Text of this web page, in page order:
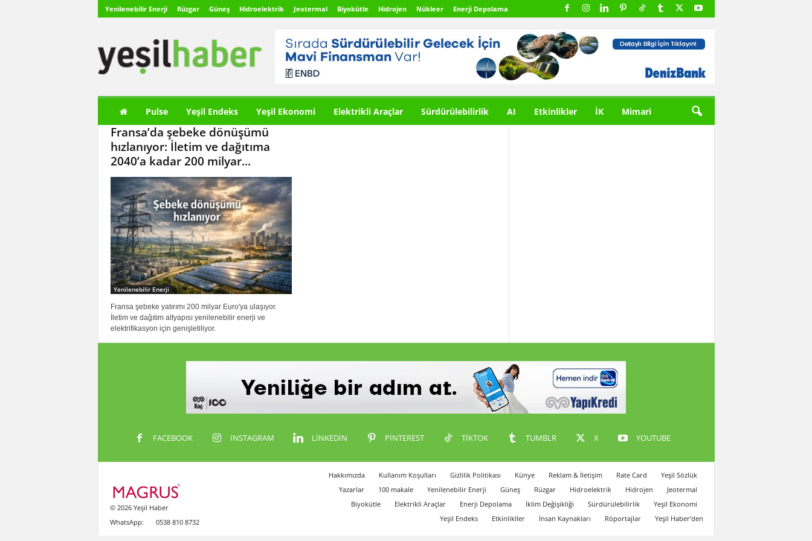
Yenilenebilir Enerji Rüzgar Güneş Hidroelektrik Jeotermal Biyokütle Hidrojen Nükleer Enerji Depolama
ş
Pulse Yeşil Endeks Yeşil Ekonomi Elektrikli Araçlar Sürdürülebilirlik AI Etkinlikler İK Mimari
Fransa’da şebeke dönüşümü
hızlanıyor: İletim ve dağıtıma
2040’a kadar 200 milyar...
Yenilenebilir Enerji
Fransa şebeke yatırımı 200 milyar Euro'ya ulaşıyor.
İletim ve dağıtım altyapısı yenilenebilir enerji ve
elektrifikasyon için genişletiliyor.
FACEBOOK INSTAGRAM LINKEDIN PINTEREST TIKTOK TUMBLR X YOUTUBE
Hakkımızda Kullanım Koşulları Gizlilik Politikası Künye Reklam & İletişim Rate Card
Yeşil Sözlük
Yazarlar
100 makale Yenilenebilir Enerji Güneş Rüzgar Hidroelektrik Hidrojen
Jeotermal
Biyokütle
Elektrikli Araçlar Enerji Depolama İklim Değişikliği Sürdürülebilirlik
Yeşil Ekonomi
Yeşil Endeks
Etkinlikller İnsan Kaynakları Röportajlar Yeşil Haber’den
© 2026 Yeşil Haber
WhatsApp:
0538 810 8732